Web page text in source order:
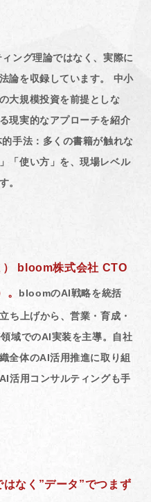
ング理論ではなく、実際に
論を収録しています。 中小
大規模投資を前提としな
現実的なアプローチを紹介
手法：多くの書籍が触れな
「使い方」を、現場レベル
。
） bloom株式会社 CTO
bloomのAI戦略を統括
ち上げから、営業・育成・
域でのAI実装を主導。自社
全体のAI活用推進に取り組
活用コンサルティングも手
なく”データ”でつまず